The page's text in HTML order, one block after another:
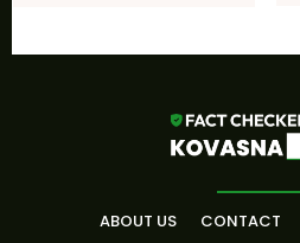
ABOUT US CONTACT